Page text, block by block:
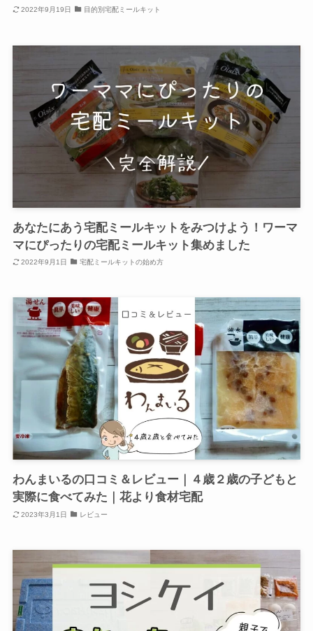
2022年9月19日 目的別宅配ミールキット
あなたにあう宅配ミールキットをみつけよう！ワーマ
マにぴったりの宅配ミールキット集めました
2022年9月1日 宅配ミールキットの始め方
わんまいるの口コミ＆レビュー｜４歳２歳の子どもと
実際に食べてみた｜花より食材宅配
2023年3月1日 レビュー